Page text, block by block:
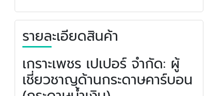
รายละเอียดสินค้า
เกราะเพชร เปเปอร์ จำกัด: ผู้
เชี่ยวชาญด้านกระดาษคาร์บอน